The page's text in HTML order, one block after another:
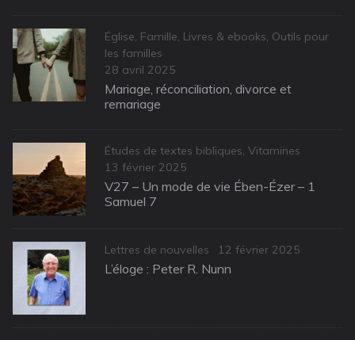
Categories
Église, Famille, Livres & ebooks, Outils pour
les familles
Posted
on
28 avril 2025
Mariage, réconciliation, divorce et
remariage
Categories
Études de textes bibliques, Vitamines
Posted
on
13 février 2025
V27 – Un mode de vie Ében-Ézer – 1
Samuel 7
Categories
Lettres de nouvelles
Posted
on
12 février 2025
L’éloge : Peter R. Nunn